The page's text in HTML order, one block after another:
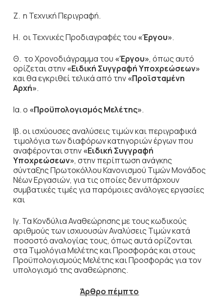
Ζ. η Τεχνική Περιγραφή.
Η. οι Τεχνικές Προδιαγραφές του «Έργου».
Θ. το Χρονοδιάγραμμα του «Έργου», όπως αυτό
ορίζεται στην«Ειδική Συγγραφή Υποχρεώσεων»
και θα εγκριθεί τελικά από την«Προϊσταμένη
Αρχή».
Ια. ο «Προϋπολογισμός Μελέτης».
Ιβ. οι ισχύουσες αναλύσεις τιμών και περιγραφικά
τιμολόγια των διαφόρων κατηγοριών έργων που
αναφέρονται στην«Ειδική Συγγραφή
Υποχρεώσεων», στην περίπτωση ανάγκης
σύνταξης Πρωτοκόλλου Κανονισμού Τιμών Μονάδος
Νέων Εργασιών, για τις οποίες δεν υπάρχουν
συμβατικές τιμές για παρόμοιες ανάλογες εργασίες
και
Ιγ. Τα Κονδύλια Αναθεώρησης με τους κωδικούς
αριθμούς των ισχυουσών Αναλύσεις Τιμών κατά
ποσοστό αναλογίας τους, όπως αυτά ορίζονται
στα Τιμολόγια Μελέτης και Προσφοράς και στους
Προϋπολογισμούς Μελέτης και Προσφοράς για τον
υπολογισμό της αναθεώρησης.
Άρθρο πέμπτο